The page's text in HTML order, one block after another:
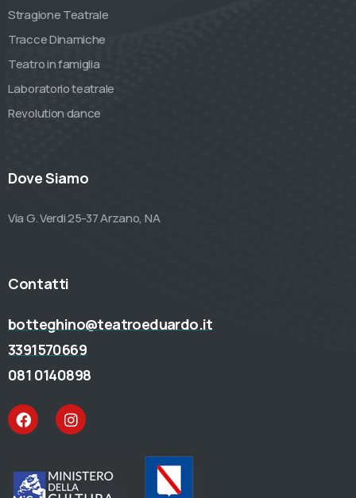
Stragione Teatrale
Tracce Dinamiche
Teatro in famiglia
Laboratorio teatrale
Revolution dance
Dove Siamo
Via G. Verdi 25-37 Arzano, NA
Contatti
botteghino@teatroeduardo.it
3391570669
081 0140898